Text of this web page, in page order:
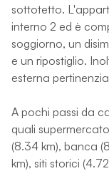
sottotetto.
interno 2 ed è
soggiorno, un
e un ripostiglio.
esterna
A pochi passi da
quali
(8.34 km), banca
km), siti storici